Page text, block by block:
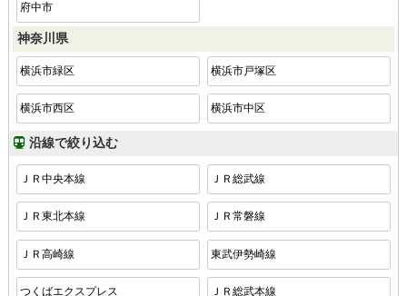
府中市
神奈川県
横浜市緑区 横浜市戸塚区
横浜市西区 横浜市中区
沿線で絞り込む
ＪＲ中央本線 ＪＲ総武線
ＪＲ東北本線 ＪＲ常磐線
ＪＲ高崎線 東武伊勢崎線
つくばエクスプレス ＪＲ総武本線